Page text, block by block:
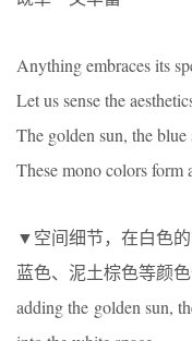
Anything embraces its
Let us sense the
The golden sun, the
These mono colors form
▼空间细节，在白色
蓝色、泥土棕色等颜色
adding the golden sun,